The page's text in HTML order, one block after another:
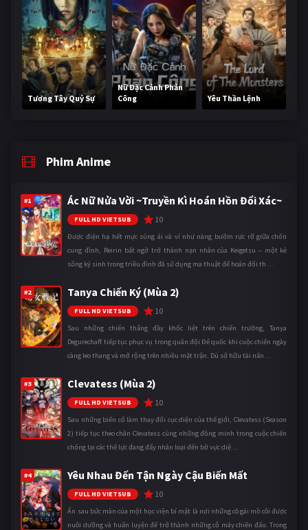
Tương Tây Quỷ Sự
Nữ Đặc Cảnh Phản
Công
Yêu Thần Lệnh
Phim Anime
#1 Ác Nữ Nửa Vời ~Truyền Kì Hoán Hồn Đổi Xác~
FULL HD VIETSUB 10
Được điện hạ hết mực sủng ái và ví như nàng bướm rực rỡ giữa chốn
cung đình, Reirin bất ngờ trở thành nạn nhân của Keigetsu – một kẻ
sống ký sinh trong triều đình đã sử dụng ma thuật để hoán đổi th ...
#2 Tanya Chiến Ký (Mùa 2)
FULL HD VIETSUB 10
Sau những chiến thắng đầy khốc liệt trên chiến trường, Tanya
Degurechaff tiếp tục phục vụ trong quân đội Đế quốc khi cuộc chiến ngày
càng leo thang và mở rộng trên nhiều mặt trận. Dù sở hữu tài năn ...
#3 Clevatess (Mùa 2)
FULL HD VIETSUB 10
Sau những biến cố làm thay đổi cục diện của thế giới, Clevatess (Season
2) tiếp tục theo chân Clevatess cùng những đồng minh trong cuộc chiến
chống lại các thế lực đang đẩy nhân loại đến bờ vực diệ ...
#4 Yêu Nhau Đến Tận Ngày Cậu Biến Mất
FULL HD VIETSUB 10
Ẩn sau bức màn của một học viện bí mật là nơi những cô gái mồ côi được
nuôi dưỡng và huấn luyện để trở thành những cỗ máy chiến đấu. Trong